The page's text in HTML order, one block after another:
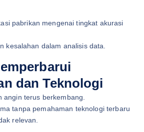
pabrikan mengenai tingkat akurasi
kesalahan dalam analisis data.
dan Teknologi
angin terus berkembang.
tanpa pemahaman teknologi terbaru
relevan.